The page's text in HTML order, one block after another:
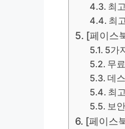
최
최
[페이스
5가
무
데
최
보
[페이스